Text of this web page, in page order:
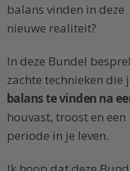
balans vinden in deze
nieuwe realiteit?
In deze Bundel
zachte technieken die
balans te vinden na
houvast, troost en
periode in je leven.